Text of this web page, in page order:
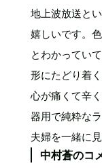
地上波放送と
嬉しいです。
とわかってい
形にたどり着
心が痛くて辛
器用で純粋な
夫婦を一緒に
中村蒼のコ